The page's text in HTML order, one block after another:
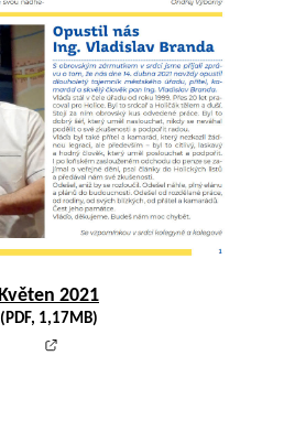
Květen 2021
(PDF, 1,17MB)